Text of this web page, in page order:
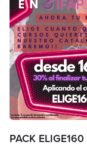
PACK ELIGE160